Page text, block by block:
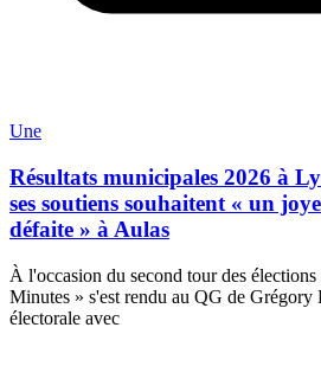
Une
Résultats municipales 2026 à
ses soutiens souhaitent « un
défaite » à Aulas
À l'occasion du second tour des
Minutes » s'est rendu au QG de Grégory
électorale avec